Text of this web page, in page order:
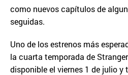
como nuevos capítulos de
seguidas.
Uno de los estrenos más
la cuarta temporada de
disponible el viernes 1 de julio